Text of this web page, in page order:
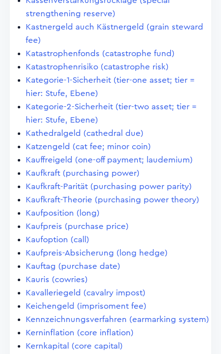
strengthening reserve)
Kastnergeld auch Kästnergeld (grain steward
fee)
Katastrophenfonds (catastrophe fund)
Katastrophenrisiko (catastrophe risk)
Kategorie-1-Sicherheit (tier-one asset; tier =
hier: Stufe, Ebene)
Kategorie-2-Sicherheit (tier-two asset; tier =
hier: Stufe, Ebene)
Kathedralgeld (cathedral due)
Katzengeld (cat fee; minor coin)
Kauffreigeld (one-off payment; laudemium)
Kaufkraft (purchasing power)
Kaufkraft-Parität (purchasing power parity)
Kaufkraft-Theorie (purchasing power theory)
Kaufposition (long)
Kaufpreis (purchase price)
Kaufoption (call)
Kaufpreis-Absicherung (long hedge)
Kauftag (purchase date)
Kauris (cowries)
Kavalleriegeld (cavalry impost)
Keichengeld (imprisoment fee)
Kennzeichnungsverfahren (earmarking system)
Kerninflation (core inflation)
Kernkapital (core capital)